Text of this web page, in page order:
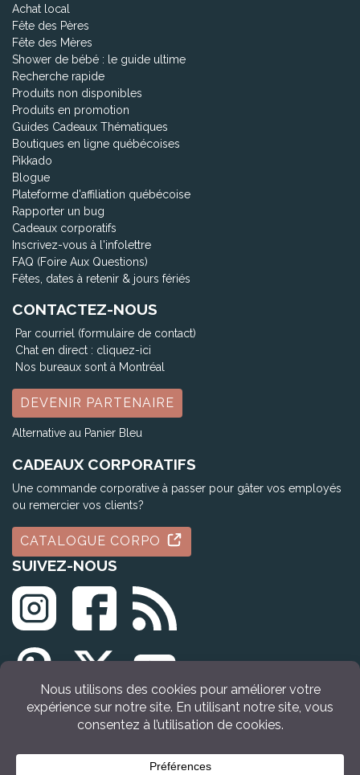
Achat local
Fête des Pères
Fête des Mères
Shower de bébé : le guide ultime
Recherche rapide
Produits non disponibles
Produits en promotion
Guides Cadeaux Thématiques
Boutiques en ligne québécoises
Pikkado
Blogue
Plateforme d'affiliation québécoise
Rapporter un bug
Cadeaux corporatifs
Inscrivez-vous à l'infolettre
FAQ (Foire Aux Questions)
Fêtes, dates à retenir & jours fériés
CONTACTEZ-NOUS
Par courriel (formulaire de contact)
Chat en direct : cliquez-ici
Nos bureaux sont à Montréal
DEVENIR PARTENAIRE
Alternative au Panier Bleu
CADEAUX CORPORATIFS
Une commande corporative à passer pour gâter vos employés
ou remercier vos clients?
CATALOGUE CORPO
SUIVEZ-NOUS
© Tous droits réservés Idée Cadeau Québec (2009 - 2026)